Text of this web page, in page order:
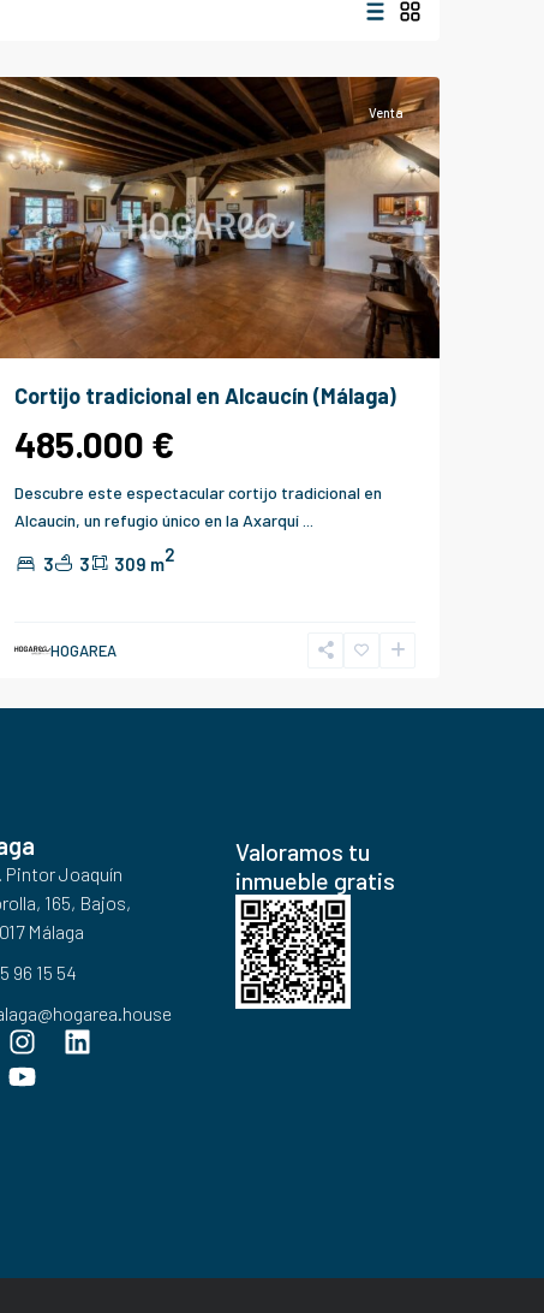
Venta
Cortijo tradicional en Alcaucín (Málaga)
485.000 €
Descubre este espectacular cortijo tradicional en
Alcaucín, un refugio único en la Axarquí
3 3 309 m2
HOGAREA
Pintor Joaquín
165, Bajos,
Málaga
96 15 54
Valoramos tu
inmueble gratis